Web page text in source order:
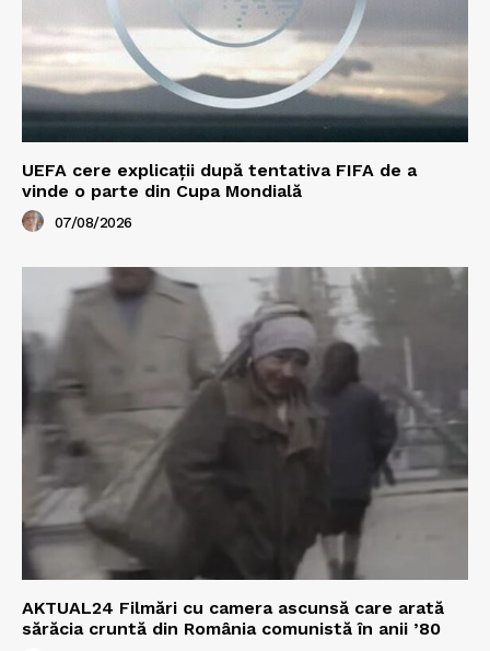
UEFA cere explicații după tentativa FIFA de a
vinde o parte din Cupa Mondială
07/08/2026
AKTUAL24 Filmări cu camera ascunsă care arată
sărăcia cruntă din România comunistă în anii ’80